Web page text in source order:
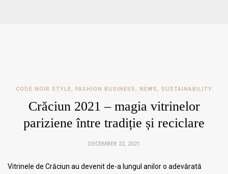
CODE NOIR STYLE FASHION BUSINESS NEWS SUSTAINABILITY
Crăciun 2021 – magia vitrinelor
pariziene între tradiție și reciclare
DECEMBER 22, 2021
Vitrinele de Crăciun au devenit de-a lungul anilor o adevărată